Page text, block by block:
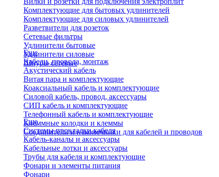
Комплектующие для бытовых удлинителей
Комплектующие для силовых удлинителей
Разветвители для розеток
Сетевые фильтры
Удлинители бытовые
Удлинители силовые
Шнуры сетевые
Еще
Кабели, провода, монтаж
Акустический кабель
Витая пара и комплектующие
Коаксиальный кабель и комплектующие
Силовой кабель, провод, аксессуары
СИП кабель и комплектующие
Телефонный кабель и комплектующие
Клеммные колодки и клеммы
Соединители и наконечники для кабелей и проводов
Еще
Системы прокладки кабеля
Кабель-каналы и аксессуары
Кабельные лотки и аксессуары
Трубы для кабеля и комплектующие
Фонари и элементы питания
Фонари